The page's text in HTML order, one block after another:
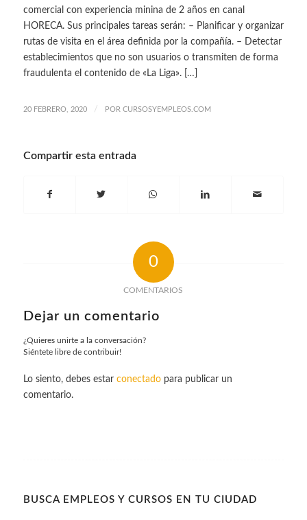
comercial con experiencia minina de 2 años en canal
HORECA. Sus principales tareas serán: – Planificar y organizar
rutas de visita en el área definida por la compañía. – Detectar
establecimientos que no son usuarios o transmiten de forma
fraudulenta el contenido de «La Liga». […]
20 FEBRERO, 2020 / POR CURSOSYEMPLEOS.COM
Compartir esta entrada
0
COMENTARIOS
Dejar un comentario
¿Quieres unirte a la conversación?
Siéntete libre de contribuir!
Lo siento, debes estar conectadopara publicar un
comentario.
BUSCA EMPLEOS Y CURSOS EN TU CIUDAD